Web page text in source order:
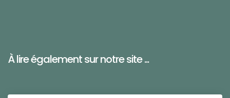
À lire également sur notre site ...